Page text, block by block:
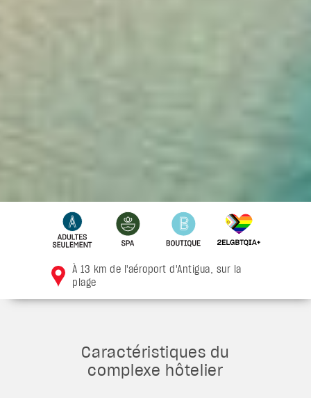
À 13 km de l'aéroport d'Antigua, sur la
plage
Caractéristiques du
complexe hôtelier